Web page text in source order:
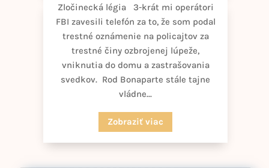
Zločinecká légia 3-krát mi operátori
FBI zavesili telefón za to, že som podal
trestné oznámenie na policajtov za
trestné činy ozbrojenej lúpeže,
vniknutia do domu a zastrašovania
svedkov. Rod Bonaparte stále tajne
vládne...
Zobraziť viac